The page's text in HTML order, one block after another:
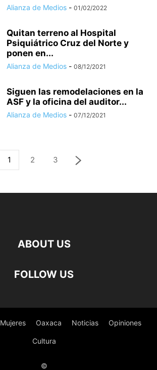
Alianza de Medios - 01/02/2022
Quitan terreno al Hospital
Psiquiátrico Cruz del Norte y
ponen en...
Alianza de Medios - 08/12/2021
Siguen las remodelaciones en la
ASF y la oficina del auditor...
Alianza de Medios - 07/12/2021
1 2 3
ABOUT US
FOLLOW US
Mujeres Oaxaca Noticias Opiniones
Cultura
©